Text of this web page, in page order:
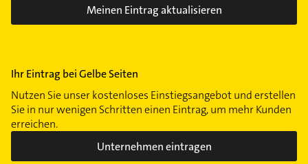
Meinen Eintrag aktualisieren
Ihr Eintrag bei Gelbe Seiten
Nutzen Sie unser kostenloses Einstiegsangebot und erstellen
Sie in nur wenigen Schritten einen Eintrag, um mehr Kunden
erreichen.
Unternehmen eintragen